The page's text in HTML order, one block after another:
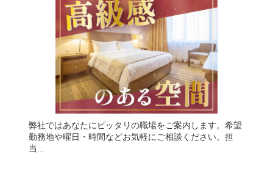
弊社ではあなたにピッタリの職場をご案内します。希望
勤務地や曜日・時間などお気軽にご相談ください。担
当...